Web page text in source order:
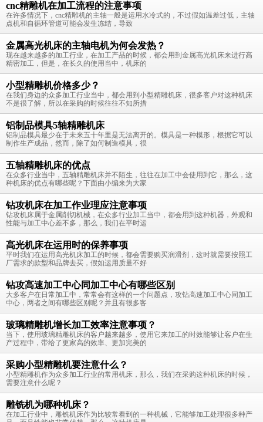
cnc精雕机在加工流程的注意事项
在许多情况下，cnc精雕机的主轴一般是运用水冷式的，不过假如温差过低，主轴
点机和自循环管道可能会发生冻结，导致
金属高光机床的主轴电机为何会发热？
现在越来越多的加工行业，在加工产品的时候，都会用到金属高光机床来进行高
精密加工，但是，在长久的使用当中，机床的
小型精雕机价格多少？
在我们身边的众多加工行业当中，都会用到小型精雕机床，很多客户对这种机床
不是很了解，所以在采购的时候往往不知所措
铝制品模具5轴精雕机床
铝制品模具最少在于未来五十年里是无法离开的。模具是一种模形，根据它可以
制作生产成品，然而，除了如何制造模具，很
五轴精雕机床的优点
在众多行业当中，五轴精雕机床并不陌生，往往在加工中会使用到它，那么，这
种机床的优点有哪些呢？下面由小编来为大家
钻攻机床在加工作业理应注意事项
钻攻机床属于金属削切机械，在众多行业加工当中，都会用到这种机器，外观和
性能与加工中心差不多，那么，我们在平时运
高光机床在运用时的保养事项
平时我们在运用高光机床加工的时候，都会需要购买润滑剂，这时就需要按照工
厂需求的款型和品牌去买，假如运用质量不好
钻攻高速加工中心同加工中心有哪些区别
大多客户在日常加工中，常常会有这样的一个问题点，攻钻高速加工中心同加工
中心，两者之间有哪些区别呢？并且有很多客
玻璃精雕机增长加工效率注意事项？
当下，使用玻璃精雕机床的客户越来越多，使用它来加工的时效能够让客户在生
产过程中，带给了更家高的效率、更加完美的
采购小型精雕机要注意什么？
小型精雕机作为众多加工行业的常用机床，那么，我们在采购这种机床的时候，
需要注意什么呢？
雕铣机为哪种机床？
在加工行业中，雕铣机床作为比较常看到的一种机械，它能够加工处理很多种产